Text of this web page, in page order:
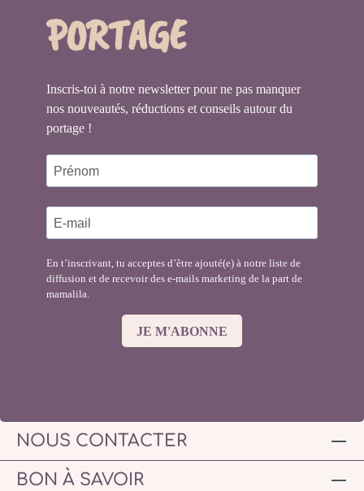
PORTAGE
Inscris-toi à notre newsletter pour ne pas manquer
nos nouveautés, réductions et conseils autour du
portage !
En t’inscrivant, tu acceptes d’être ajouté(e) à notre liste de
diffusion et de recevoir des e-mails marketing de la part de
mamalila.
JE M'ABONNE
NOUS CONTACTER
BON À SAVOIR